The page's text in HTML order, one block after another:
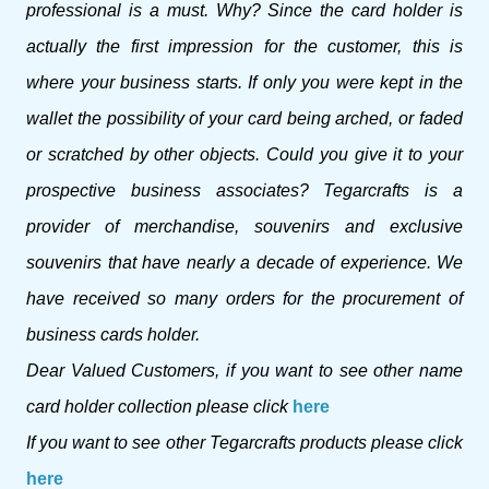
professional is a must. Why? Since the card holder is
actually the first impression for the customer, this is
where your business starts. If only you were kept in the
wallet the possibility of your card being arched, or faded
or scratched by other objects. Could you give it to your
prospective business associates? Tegarcrafts is a
provider of merchandise, souvenirs and exclusive
souvenirs that have nearly a decade of experience. We
have received so many orders for the procurement of
business cards holder.
Dear Valued Customers, if you want to see other name
card holder collection please click here
If you want to see other Tegarcrafts products please click
here